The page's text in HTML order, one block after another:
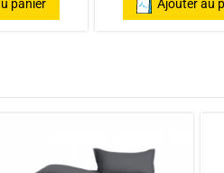
panier
Ajouter au